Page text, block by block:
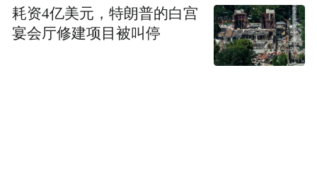
by the user of Dafeng Hao, which is a social media
platform and merely provides information storage
space services.”
耗资4亿美元，特朗普的白宫
宴会厅修建项目被叫停